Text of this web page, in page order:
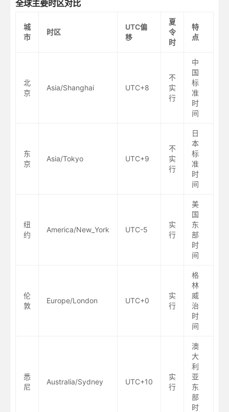
全球主要时区对比
城
市
时区
UTC偏
移
夏
令
时
特
点
北
京
Asia/Shanghai UTC+8
不
实
行
中
国
标
准
时
间
东
京
Asia/Tokyo UTC+9
不
实
行
日
本
标
准
时
间
纽
约
America/New_York UTC-5
实
行
美
国
东
部
时
间
伦
敦
Europe/London UTC+0
实
行
格
林
威
治
时
间
悉
尼
Australia/Sydney UTC+10
实
行
澳
大
利
亚
东
部
时